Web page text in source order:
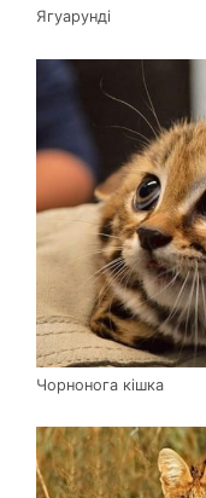
Ягуарунді
Чорнонога кішка